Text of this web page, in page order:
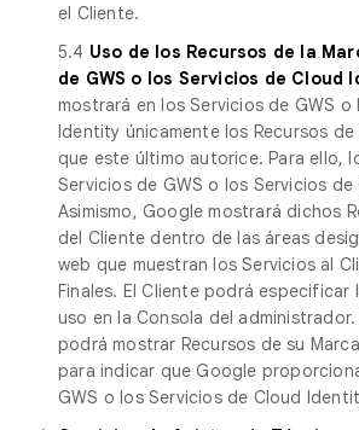
el Cliente.
5.4 Uso de los Recursos de la
de GWS o los Servicios de Cloud
mostrará en los Servicios de GWS
Identity únicamente los Recursos
que este último autorice. Para ello,
Servicios de GWS o los Servicios
Asimismo, Google mostrará dichos
del Cliente dentro de las áreas
web que muestran los Servicios al
Finales. El Cliente podrá especificar
uso en la Consola del
podrá mostrar Recursos de su
para indicar que Google
GWS o los Servicios de Cloud